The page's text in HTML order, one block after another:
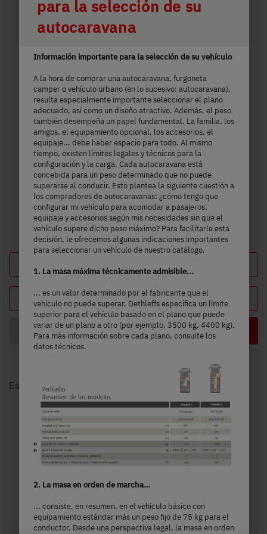
Cargar configuración
Tu configuración
Distribución
Escoge un modelo
para la selección de su
autocaravana
Información importante para la selección de su vehículo
A la hora de comprar una autocaravana, furgoneta
camper o vehículo urbano (en lo sucesivo: autocaravana),
resulta especialmente importante seleccionar el plano
adecuado, así como un diseño atractivo. Además, el peso
también desempeña un papel fundamental. La familia, los
amigos, el equipamiento opcional, los accesorios, el
equipaje... debe haber espacio para todo. Al mismo
tiempo, existen límites legales y técnicos para la
configuración y la carga. Cada autocaravana está
concebida para un peso determinado que no puede
superarse al conducir. Esto plantea la siguiente cuestión a
los compradores de autocaravanas: ¿cómo tengo que
configurar mi vehículo para acomodar a pasajeros,
equipaje y accesorios según mis necesidades sin que el
vehículo supere dicho peso máximo? Para facilitarle esta
decisión, le ofrecemos algunas indicaciones importantes
para seleccionar un vehículo de nuestro catálogo.
1. La masa máxima técnicamente admisible...
... es un valor determinado por el fabricante que el
vehículo no puede superar. Dethleffs especifica un límite
superior para el vehículo basado en el plano que puede
variar de un plano a otro (por ejemplo, 3500 kg, 4400 kg).
Para más información sobre cada plano, consulte los
datos técnicos.
2. La masa en orden de marcha…
... consiste, en resumen, en el vehículo básico con
equipamiento estándar más un peso fijo de 75 kg para el
conductor. Desde una perspectiva legal, la masa en orden